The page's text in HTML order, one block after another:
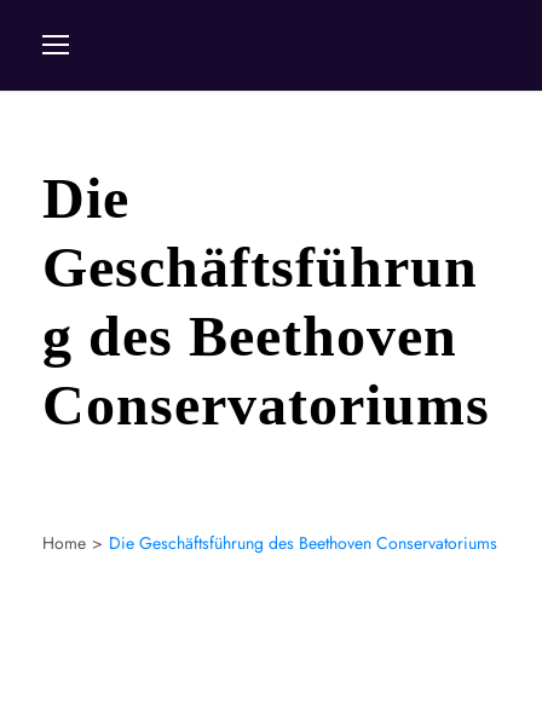
Die
Geschäftsführun
g des Beethoven
Conservatoriums
Home Die Geschäftsführung des Beethoven Conservatoriums